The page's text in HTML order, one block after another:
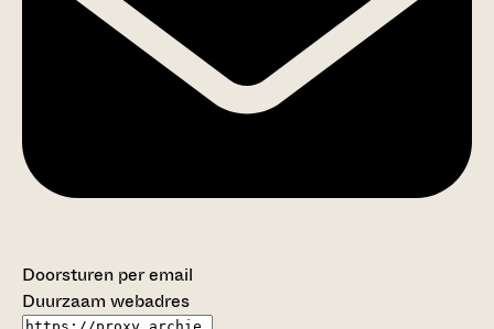
Doorsturen per email
Duurzaam webadres